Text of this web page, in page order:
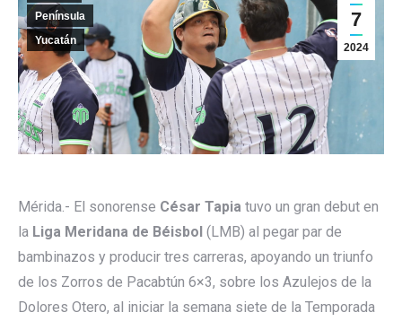
7
2024
Península
Yucatán
Mérida.- El sonorense César Tapia tuvo un gran debut en
la Liga Meridana de Béisbol (LMB) al pegar par de
bambinazos y producir tres carreras, apoyando un triunfo
de los Zorros de Pacabtún 6×3, sobre los Azulejos de la
Dolores Otero, al iniciar la semana siete de la Temporada